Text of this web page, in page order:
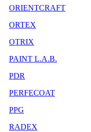
ORIENTCRAFT
ORTEX
OTRIX
PAINT L.A.B.
PDR
PERFECOAT
PPG
RADEX